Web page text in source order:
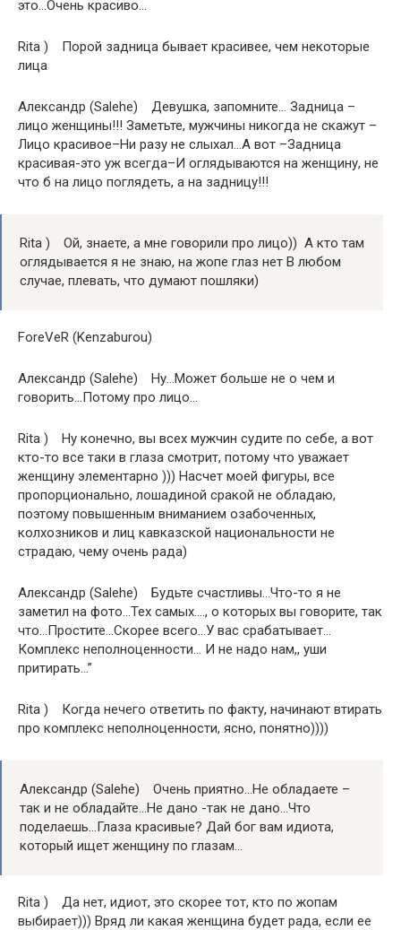
это…Очень красиво…
Rita ) Порой задница бывает красивее, чем некоторые
лица
Александр (Salehe) Девушка, запомните… Задница –
лицо женщины!!! Заметьте, мужчины никогда не скажут –
Лицо красивое–Ни разу не слыхал…А вот –Задница
красивая-это уж всегда–И оглядываются на женщину, не
что б на лицо поглядеть, а на задницу!!!
Rita ) Ой, знаете, а мне говорили про лицо)) А кто там
оглядывается я не знаю, на жопе глаз нет В любом
случае, плевать, что думают пошляки)
ForeVeR (Kenzaburou)
Александр (Salehe) Ну…Может больше не о чем и
говорить…Потому про лицо…
Rita ) Ну конечно, вы всех мужчин судите по себе, а вот
кто-то все таки в глаза смотрит, потому что уважает
женщину элементарно ))) Насчет моей фигуры, все
пропорционально, лошадиной сракой не обладаю,
поэтому повышенным вниманием озабоченных,
колхозников и лиц кавказской национальности не
страдаю, чему очень рада)
Александр (Salehe) Будьте счастливы…Что-то я не
заметил на фото…Тех самых…., о которых вы говорите, так
что…Простите…Скорее всего…У вас срабатывает…
Комплекс неполноценности… И не надо нам,, уши
притирать…”
Rita ) Когда нечего ответить по факту, начинают втирать
про комплекс неполноценности, ясно, понятно))))
Александр (Salehe) Очень приятно…Не обладаете –
так и не обладайте…Не дано -так не дано…Что
поделаешь…Глаза красивые? Дай бог вам идиота,
который ищет женщину по глазам…
Rita ) Да нет, идиот, это скорее тот, кто по жопам
выбирает))) Вряд ли какая женщина будет рада, если ее